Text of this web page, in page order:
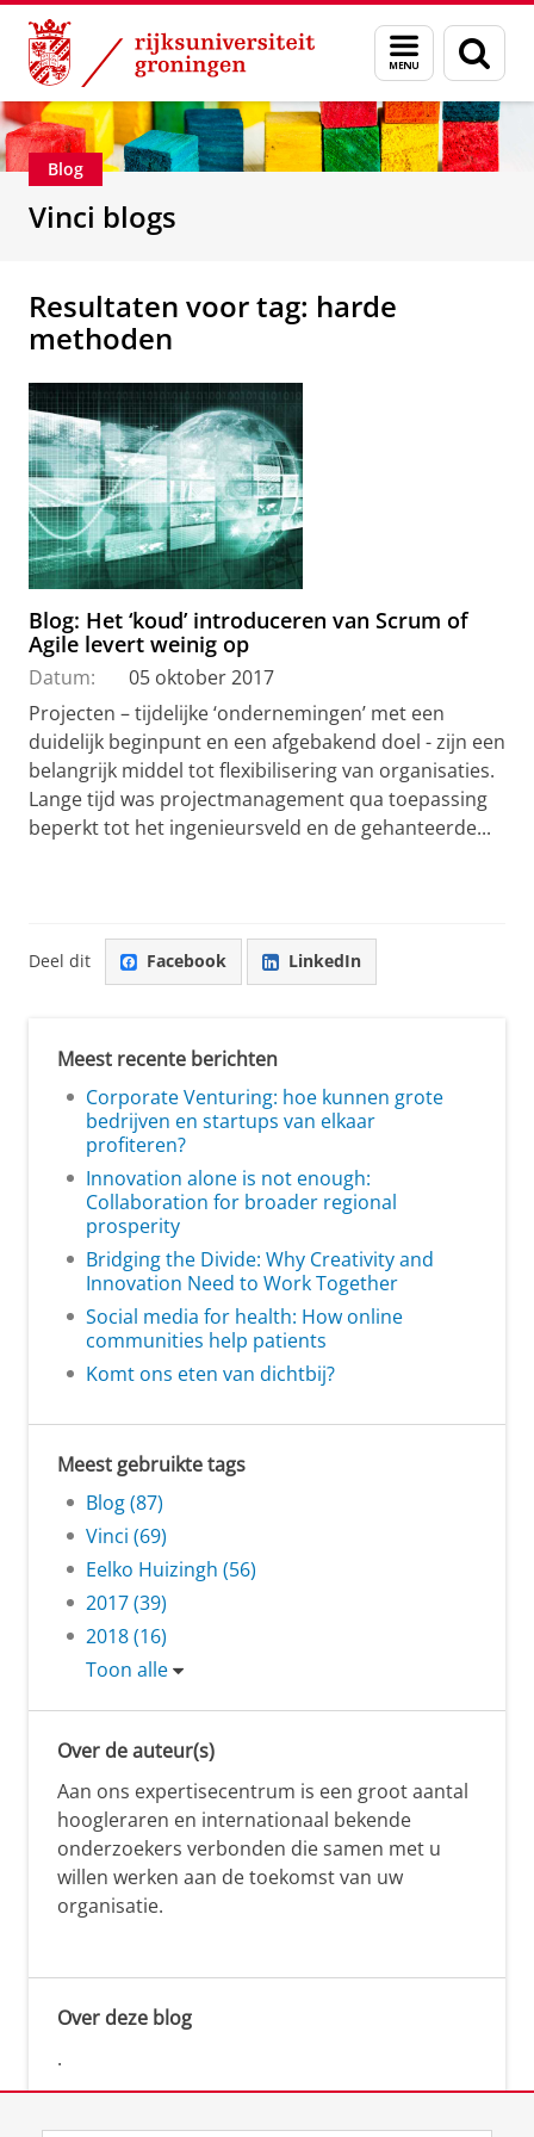
Skip
Content
Skip
Navigation
Menu
en
zoeken
Department of Innovation Management &
Blog
Vinci blogs
Resultaten voor tag: harde
methoden
Blog: Het ‘koud’ introduceren van Scrum of
Agile levert weinig op
Datum:
05 oktober 2017
Projecten – tijdelijke ‘ondernemingen’ met een
duidelijk beginpunt en een afgebakend doel - zijn een
belangrijk middel tot flexibilisering van organisaties.
Lange tijd was projectmanagement qua toepassing
beperkt tot het ingenieursveld en de gehanteerde...
Deel dit Facebook LinkedIn
Meest recente berichten
Corporate Venturing: hoe kunnen grote
bedrijven en startups van elkaar
profiteren?
Innovation alone is not enough:
Collaboration for broader regional
prosperity
Bridging the Divide: Why Creativity and
Innovation Need to Work Together
Social media for health: How online
communities help patients
Komt ons eten van dichtbij?
Meest gebruikte tags
Blog (87)
Vinci (69)
Eelko Huizingh (56)
2017 (39)
2018 (16)
Toon alle
Over de auteur(s)
Aan ons expertisecentrum is een groot aantal
hoogleraren en internationaal bekende
onderzoekers verbonden die samen met u
willen werken aan de toekomst van uw
organisatie.
Over deze blog
.